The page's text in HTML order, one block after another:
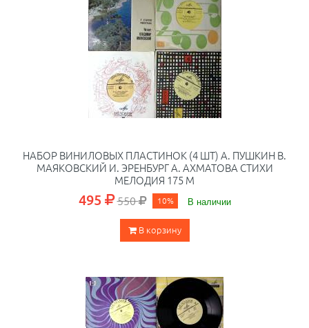
НАБОР ВИНИЛОВЫХ ПЛАСТИНОК (4 ШТ) А. ПУШКИН В.
МАЯКОВСКИЙ И. ЭРЕНБУРГ А. АХМАТОВА СТИХИ
МЕЛОДИЯ 175 М
495 550 10% В наличии
В корзину